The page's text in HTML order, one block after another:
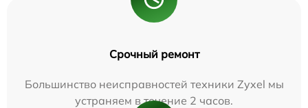
Срочный ремонт
Большинство неисправностей техники Zyxel мы
устраняем в течение 2 часов.